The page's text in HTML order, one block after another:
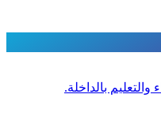
بالداخلة.